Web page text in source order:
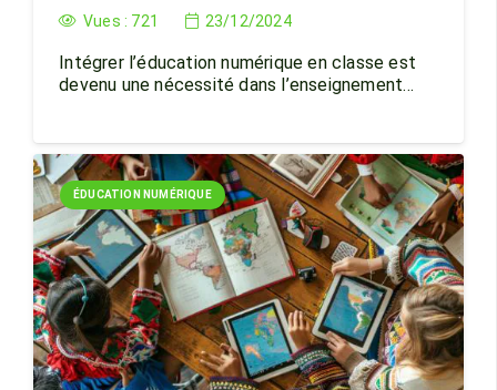
Vues : 721 23/12/2024
Intégrer l’éducation numérique en classe est
devenu une nécessité dans l’enseignement…
ÉDUCATION NUMÉRIQUE